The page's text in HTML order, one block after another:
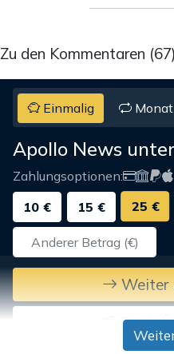
Zu den Kommentaren (67)
Einmalig
Apollo News
Zahlungsoptionen:
10 €
15 € 25 €
Weiter
Bank-